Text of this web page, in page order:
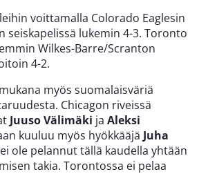
voittamalla Colorado Eaglesin
seiskapelissä lukemin 4-3. Toronto
Wilkes-Barre/Scranton
4-2.
myös suomalaisväriä
Chicagon riveissä
Juuso Välimäki ja Aleksi
kuuluu myös hyökkääjä Juha
ole pelannut tällä kaudella yhtään
takia. Torontossa ei pelaa